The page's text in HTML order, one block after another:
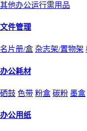
其他办公运行需用品
文件管理
名片册/盒 杂志架/置物架
办公耗材
硒鼓 色带 粉盒 碳粉 墨盒
办公用纸